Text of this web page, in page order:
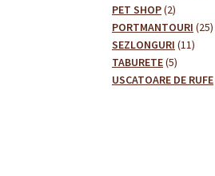
PET SHOP 22
produse
PORTMANTOURI 2525
SEZLONGURI 1111
TABURETE 55
produse
USCATOARE DE RUFE